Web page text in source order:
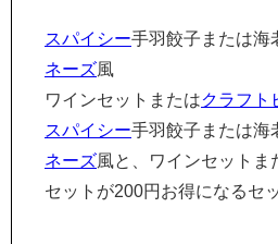
スパイシー手羽餃子または海
ネーズ風
ワインセットまたはクラフト
スパイシー手羽餃子または海
ネーズ風と、ワインセットま
セットが200円お得になるセ